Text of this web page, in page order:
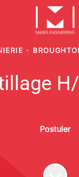
·
Postuler